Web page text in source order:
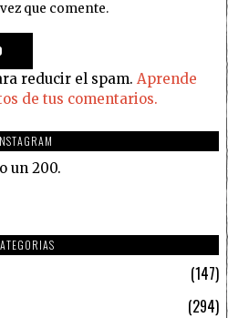
que comente.
reducir el spam. Aprende
de tus comentarios.
un 200.
147
294